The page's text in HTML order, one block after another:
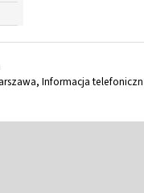
Informacja